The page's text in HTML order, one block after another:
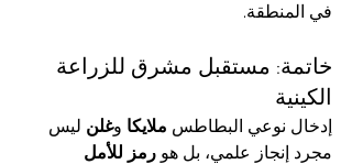
في المنطقة.
خاتمة: مستقبل مشرق للزراعة
الكينية
إدخال نوعي البطاطس ملايكا وغلن ليس
مجرد إنجاز علمي، بل هو رمز للأمل